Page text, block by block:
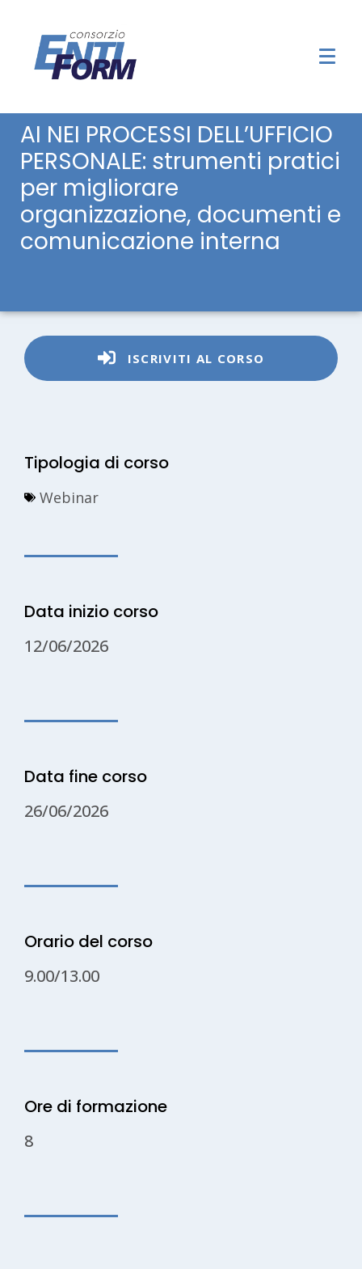
AI NEI PROCESSI DELL’UFFICIO
PERSONALE: strumenti pratici
per migliorare
organizzazione, documenti e
comunicazione interna
ISCRIVITI AL CORSO
Tipologia di corso
Webinar
Data inizio corso
12/06/2026
Data fine corso
26/06/2026
Orario del corso
9.00/13.00
Ore di formazione
8